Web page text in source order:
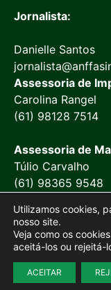
Jornalista:
Danielle Santos
Assessoria de
Carolina Rangel
(61) 98128 7514
Assessoria de
Túlio Carvalho
(61) 98365 9548
Site
Utilizamos cookies,
nosso site.
Veja como os
aceitá-los ou rejeitá-
ACEITAR